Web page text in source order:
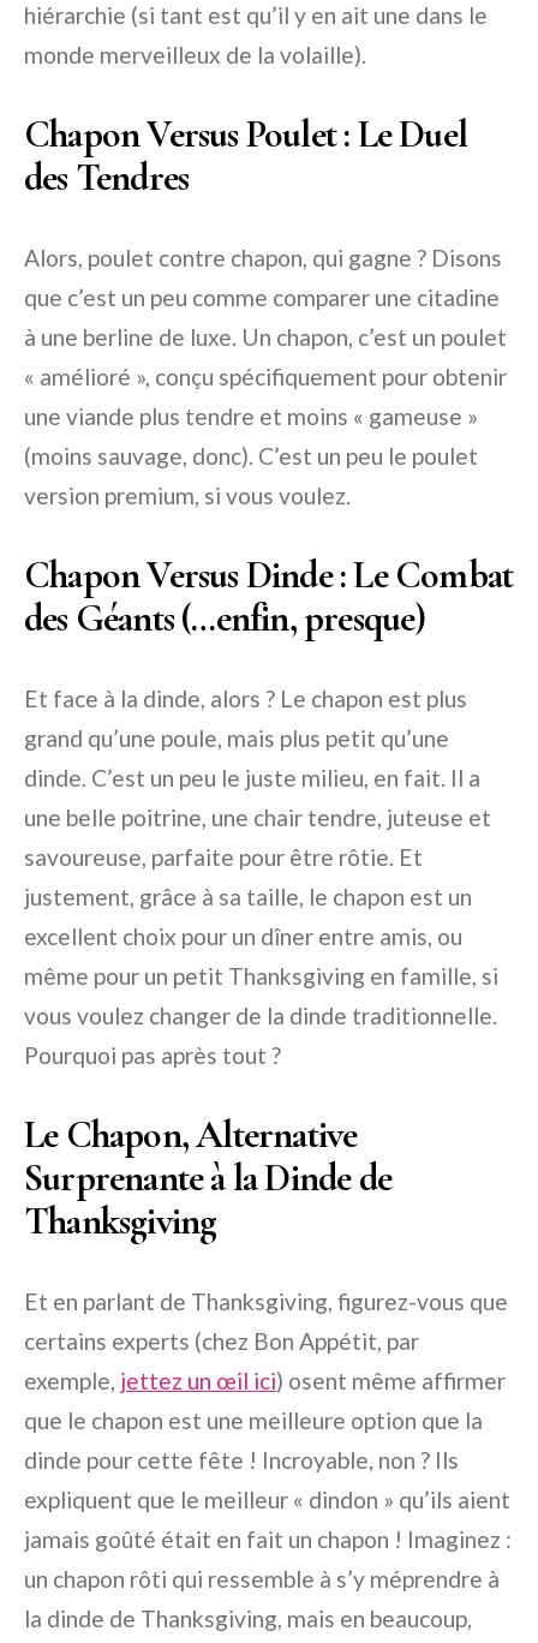
hiérarchie (si tant est qu’il y en ait une dans le
monde merveilleux de la volaille).
Chapon Versus Poulet : Le Duel
des Tendres
Alors, poulet contre chapon, qui gagne ? Disons
que c’est un peu comme comparer une citadine
à une berline de luxe. Un chapon, c’est un poulet
« amélioré », conçu spécifiquement pour obtenir
une viande plus tendre et moins « gameuse »
(moins sauvage, donc). C’est un peu le poulet
version premium, si vous voulez.
Chapon Versus Dinde : Le Combat
des Géants (…enfin, presque)
Et face à la dinde, alors ? Le chapon est plus
grand qu’une poule, mais plus petit qu’une
dinde. C’est un peu le juste milieu, en fait. Il a
une belle poitrine, une chair tendre, juteuse et
savoureuse, parfaite pour être rôtie. Et
justement, grâce à sa taille, le chapon est un
excellent choix pour un dîner entre amis, ou
même pour un petit Thanksgiving en famille, si
vous voulez changer de la dinde traditionnelle.
Pourquoi pas après tout ?
Le Chapon, Alternative
Surprenante à la Dinde de
Thanksgiving
Et en parlant de Thanksgiving, figurez-vous que
certains experts (chez Bon Appétit, par
exemple, jettez un œil ici) osent même affirmer
que le chapon est une meilleure option que la
dinde pour cette fête ! Incroyable, non ? Ils
expliquent que le meilleur « dindon » qu’ils aient
jamais goûté était en fait un chapon ! Imaginez :
un chapon rôti qui ressemble à s’y méprendre à
la dinde de Thanksgiving, mais en beaucoup,